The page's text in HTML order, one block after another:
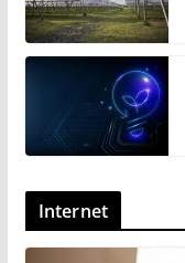
Internet